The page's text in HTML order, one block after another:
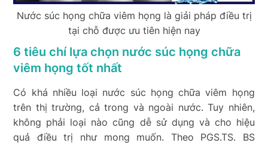
Nước súc họng chữa viêm họng là giải pháp điều trị
tại chỗ được ưu tiên hiện nay
6 tiêu chí lựa chọn nước súc họng chữa
viêm họng tốt nhất
Có khá nhiều loại nước súc họng chữa viêm họng
trên thị trường, cả trong và ngoài nước. Tuy nhiên,
không phải loại nào cũng dễ sử dụng và cho hiệu
quả điều trị như mong muốn. Theo PGS.TS. BS